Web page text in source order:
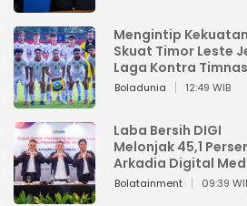
Mengintip Kekuatan
Skuat Timor Leste
Laga Kontra Timnas
Indonesia di Piala
Boladunia 12:49 WIB
Laba Bersih DIGI
Melonjak 45,1
Arkadia Digital
Perkuat Bisnis AI
Bolatainment 09:39